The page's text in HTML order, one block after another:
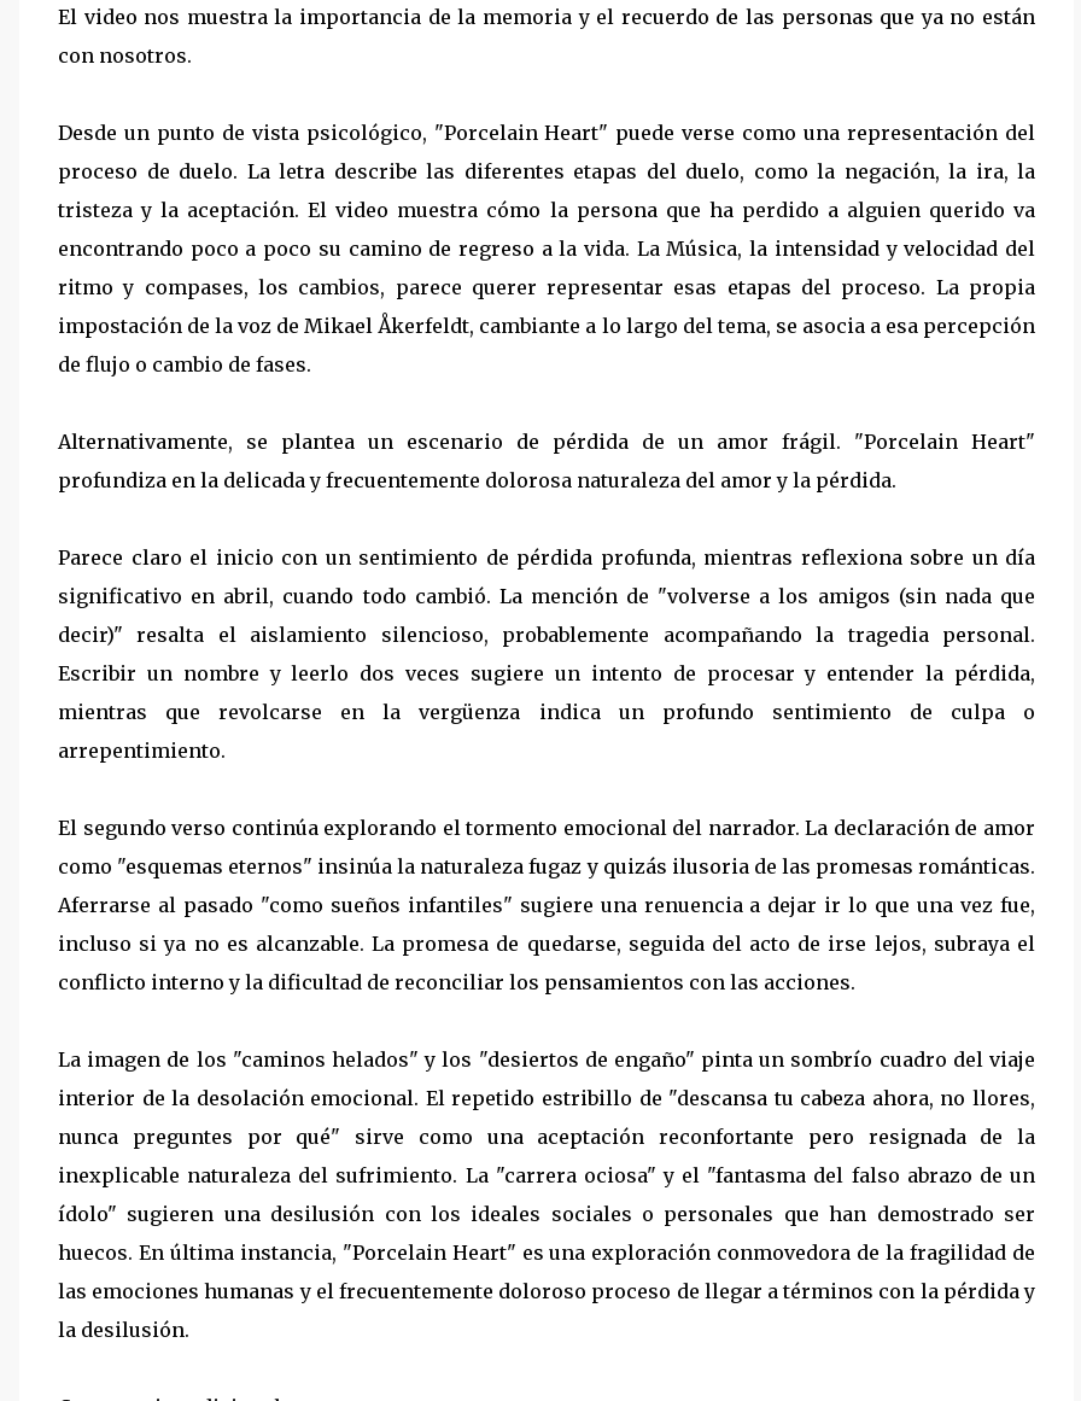
El video nos muestra la importancia de la memoria y el recuerdo de las personas que ya no están
con nosotros.
Desde un punto de vista psicológico, "Porcelain Heart" puede verse como una representación del
proceso de duelo. La letra describe las diferentes etapas del duelo, como la negación, la ira, la
tristeza y la aceptación. El video muestra cómo la persona que ha perdido a alguien querido va
encontrando poco a poco su camino de regreso a la vida. La Música, la intensidad y velocidad del
ritmo y compases, los cambios, parece querer representar esas etapas del proceso. La propia
impostación de la voz de Mikael Åkerfeldt, cambiante a lo largo del tema, se asocia a esa percepción
de flujo o cambio de fases.
Alternativamente, se plantea un escenario de pérdida de un amor frágil. "Porcelain Heart"
profundiza en la delicada y frecuentemente dolorosa naturaleza del amor y la pérdida.
Parece claro el inicio con un sentimiento de pérdida profunda, mientras reflexiona sobre un día
significativo en abril, cuando todo cambió. La mención de "volverse a los amigos (sin nada que
decir)" resalta el aislamiento silencioso, probablemente acompañando la tragedia personal.
Escribir un nombre y leerlo dos veces sugiere un intento de procesar y entender la pérdida,
mientras que revolcarse en la vergüenza indica un profundo sentimiento de culpa o
arrepentimiento.
El segundo verso continúa explorando el tormento emocional del narrador. La declaración de amor
como "esquemas eternos" insinúa la naturaleza fugaz y quizás ilusoria de las promesas románticas.
Aferrarse al pasado "como sueños infantiles" sugiere una renuencia a dejar ir lo que una vez fue,
incluso si ya no es alcanzable. La promesa de quedarse, seguida del acto de irse lejos, subraya el
conflicto interno y la dificultad de reconciliar los pensamientos con las acciones.
La imagen de los "caminos helados" y los "desiertos de engaño" pinta un sombrío cuadro del viaje
interior de la desolación emocional. El repetido estribillo de "descansa tu cabeza ahora, no llores,
nunca preguntes por qué" sirve como una aceptación reconfortante pero resignada de la
inexplicable naturaleza del sufrimiento. La "carrera ociosa" y el "fantasma del falso abrazo de un
ídolo" sugieren una desilusión con los ideales sociales o personales que han demostrado ser
huecos. En última instancia, "Porcelain Heart" es una exploración conmovedora de la fragilidad de
las emociones humanas y el frecuentemente doloroso proceso de llegar a términos con la pérdida y
la desilusión.